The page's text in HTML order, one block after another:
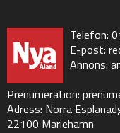
Telefon:
E-post:
Annons:
Prenumeration:
Adress: Norra
22100 Mariehamn